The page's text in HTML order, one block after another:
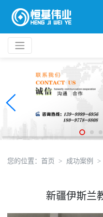
您的位置： 首页 成功案例
新疆伊斯兰